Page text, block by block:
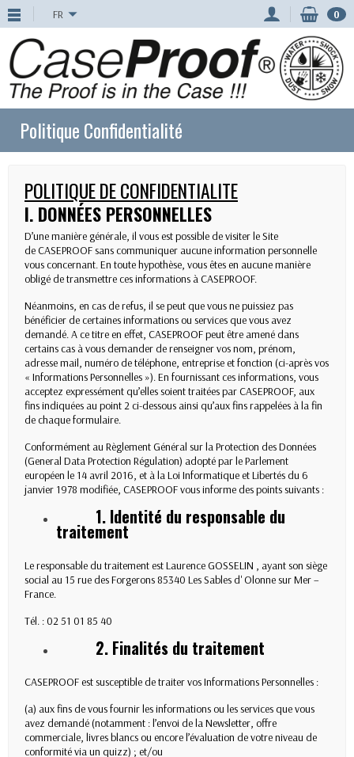
FR 0
Politique Confidentialité
POLITIQUE DE CONFIDENTIALITE
I. DONNÉES PERSONNELLES
D’une manière générale, il vous est possible de visiter le Site
de CASEPROOF sans communiquer aucune information personnelle
vous concernant. En toute hypothèse, vous êtes en aucune manière
obligé de transmettre ces informations à CASEPROOF.
Néanmoins, en cas de refus, il se peut que vous ne puissiez pas
bénéficier de certaines informations ou services que vous avez
demandé. A ce titre en effet, CASEPROOF peut être amené dans
certains cas à vous demander de renseigner vos nom, prénom,
adresse mail, numéro de téléphone, entreprise et fonction (ci-après vos
« Informations Personnelles »). En fournissant ces informations, vous
acceptez expressément qu’elles soient traitées par CASEPROOF, aux
fins indiquées au point 2 ci-dessous ainsi qu’aux fins rappelées à la fin
de chaque formulaire.
Conformément au Règlement Général sur la Protection des Données
(General Data Protection Régulation) adopté par le Parlement
européen le 14 avril 2016, et à la Loi Informatique et Libertés du 6
janvier 1978 modifiée, CASEPROOF vous informe des points suivants :
1. Identité du responsable du
traitement
Le responsable du traitement est Laurence GOSSELIN , ayant son siège
social au 15 rue des Forgerons 85340 Les Sables d' Olonne sur Mer –
France.
Tél. : 02 51 01 85 40
2. Finalités du traitement
CASEPROOF est susceptible de traiter vos Informations Personnelles :
(a) aux fins de vous fournir les informations ou les services que vous
avez demandé (notamment : l’envoi de la Newsletter, offre
commerciale, livres blancs ou encore l’évaluation de votre niveau de
conformité via un quizz) ; et/ou